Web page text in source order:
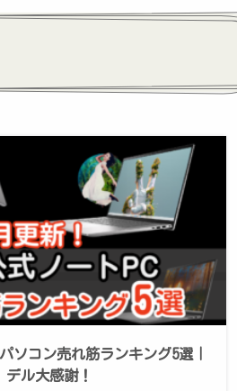
ソコン売れ筋ランキング5選｜
ル大感謝！